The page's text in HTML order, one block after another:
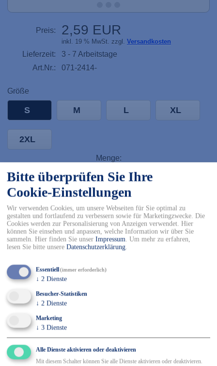
Bitte überprüfen Sie Ihre
Cookie-Einstellungen
Wir verwenden Cookies, um unsere Webseiten für Sie optimal zu
gestalten und fortlaufend zu verbessern sowie für Marketingzwecke. Die
Cookies werden zur Personalisierung von Anzeigen verwendet. Hier
können Sie einsehen und anpassen, welche Information wir über Sie
sammeln. Hier finden Sie unser Impressum. Um mehr zu erfahren,
lesen Sie bitte unsere Datenschutzerklärung.
Essentiell(immer erforderlich)
↓ 2 Dienste
Besucher-Statistiken
↓ 2 Dienste
Marketing
↓ 3 Dienste
Alle Dienste aktivieren oder deaktivieren
Mit diesem Schalter können Sie alle Dienste aktivieren oder deaktivieren.
Preis: 2,59 EUR
inkl. 19 % MwSt. zzgl. Versandkosten
Lieferzeit:
3 - 7 Arbeitstage
Art.Nr.:
071-2414-
Größe
S M L XL
2XL
Menge:
12
In den Warenkorb
✓ Kostenfreier Versand innerhalb DE ab 150€
✓ Versand mit DHL
✓ Kostenfreier Rückversand
✓ Sicher Einkaufen & Bezahlen
Details
EN 388, Kat 2, Größe: S-XXL
Polyethylen/Nylon/Spandex-Mischgewebe
Strickbund
ca. 13 Gauge (= 1,828 mm)
Materialstärke Handfläche: ca. 1,1 mm